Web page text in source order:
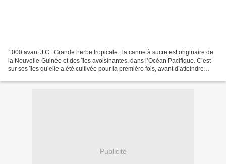
1000 avant J.C.: Grande herbe tropicale , la canne à sucre est originaire de
la Nouvelle-Guinée et des îles avoisinantes, dans l’Océan Pacifique. C’est
sur ses îles qu’elle a été cultivée pour la première fois, avant d’atteindre
Publicité